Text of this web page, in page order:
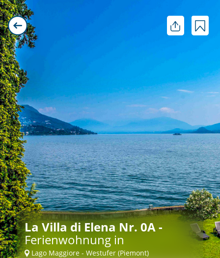
La Villa di Elena Nr. 0A -
Ferienwohnung in
Lago Maggiore - Westufer (Piemont)